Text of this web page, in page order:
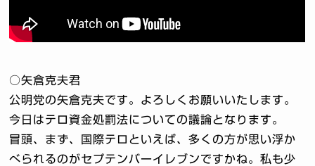
○矢倉克夫君
公明党の矢倉克夫です。よろしくお願いいたします。
今日はテロ資金処罰法についての議論となります。
冒頭、まず、国際テロといえば、多くの方が思い浮か
べられるのがセプテンバーイレブンですかね。私も少